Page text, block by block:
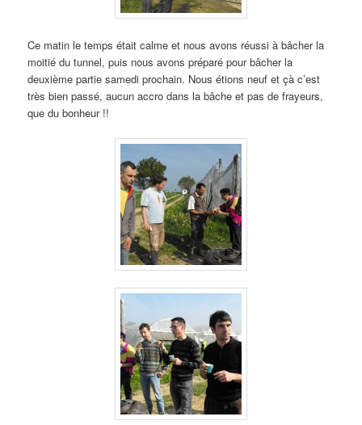
Ce matin le temps était calme et nous avons réussi à bâcher la
moitié du tunnel, puis nous avons préparé pour bâcher la
deuxième partie samedi prochain. Nous étions neuf et çà c’est
très bien passé, aucun accro dans la bâche et pas de frayeurs,
que du bonheur !!